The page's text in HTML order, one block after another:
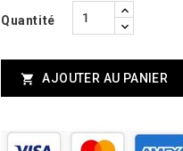
Quantité
 AJOUTER AU PANIER